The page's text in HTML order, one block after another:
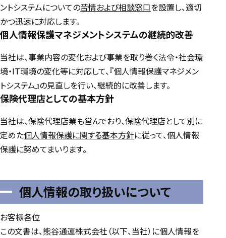
ントシステムについての苦情および相談窓口を設置し、適切
かつ迅速に対応します。
個人情報保護マネジメントシステムの継続的改善
当社は、事業内容の変化および事業を取り巻く法令・社会環
境・IT環境の変化等に対応して、『個人情報保護マネジメン
トシステム』の見直しを行い、継続的に改善します。
保険代理店としての基本方針
当社は、保険代理店業も営んでおり、保険代理店として別に
定めた個人情報保護に関する基本方針に従って、個人情報
保護に努めてまいります。
個人情報の取り扱いについて
お客様各位
この文書は、熊谷通運株式会社（以下、当社）に個人情報を